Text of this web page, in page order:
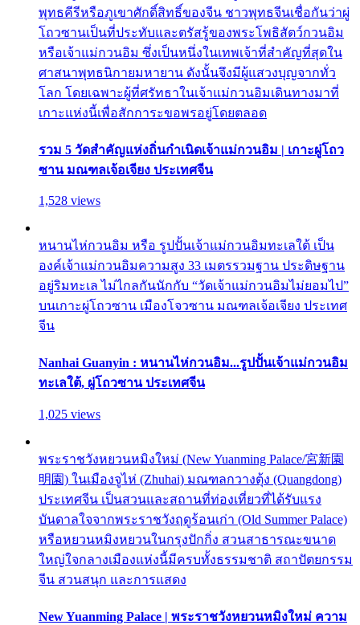
พุทธคีรีหรือภูเขาศักดิ์สิทธิ์ของจีน ชาวพุทธจีนเชื่อกันว่าผู่
โถวซานเป็นที่ประทับและตรัสรู้ของพระโพธิสัตว์กวนอิม
หรือเจ้าแม่กวนอิม ซึ่งเป็นหนึ่งในเทพเจ้าที่สำคัญที่สุดใน
ศาสนาพุทธนิกายมหายาน ดังนั้นจึงมีผู้แสวงบุญจากทั่ว
โลก โดยเฉพาะผู้ที่ศรัทธาในเจ้าแม่กวนอิมเดินทางมาที่
เกาะแห่งนี้เพื่อสักการะขอพรอยู่โดยตลอด
รวม 5 วัดสำคัญแห่งถิ่นกำเนิดเจ้าแม่กวนอิม | เกาะผู่โถว
ซาน มณฑลเจ้อเจียง ประเทศจีน
1,528 views
หนานไห่กวนอิม หรือ รูปปั้นเจ้าแม่กวนอิมทะเลใต้ เป็น
องค์เจ้าแม่กวนอิมความสูง 33 เมตรรวมฐาน ประดิษฐาน
อยู่ริมทะเล ไม่ไกลกันนักกับ “วัดเจ้าแม่กวนอิมไม่ยอมไป”
บนเกาะผู่โถวซาน เมืองโจวซาน มณฑลเจ้อเจียง ประเทศ
จีน
Nanhai Guanyin : หนานไห่กวนอิม...รูปปั้นเจ้าแม่กวนอิม
ทะเลใต้, ผู่โถวซาน ประเทศจีน
1,025 views
พระราชวังหยวนหมิงใหม่ (New Yuanming Palace/宮新園
明園) ในเมืองจูไห่ (Zhuhai) มณฑลกวางตุ้ง (Quangdong)
ประเทศจีน เป็นสวนและสถานที่ท่องเที่ยวที่ได้รับแรง
บันดาลใจจากพระราชวังฤดูร้อนเก่า (Old Summer Palace)
หรือหยวนหมิงหยวนในกรุงปักกิ่ง สวนสาธารณะขนาด
ใหญ่ใจกลางเมืองแห่งนี้มีครบทั้งธรรมชาติ สถาปัตยกรรม
จีน สวนสนุก และการแสดง
New Yuanming Palace | พระราชวังหยวนหมิงใหม่ ความ